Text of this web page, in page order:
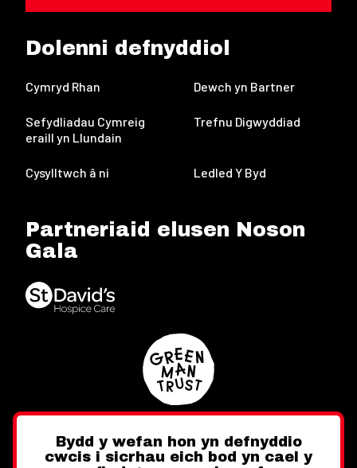
Dolenni defnyddiol
Cymryd Rhan Dewch yn Bartner
Sefydliadau Cymreig
eraill yn Llundain
Trefnu Digwyddiad
Cysylltwch â ni Ledled Y Byd
Partneriaid elusen Noson
Gala
Twitter FacebookInstagram
Bydd y wefan hon yn defnyddio
cwcis i sicrhau eich bod yn cael y